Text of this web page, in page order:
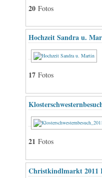
20 Fotos
Hochzeit Sandra u.
17 Fotos
21 Fotos
Christkindlmarkt 2011